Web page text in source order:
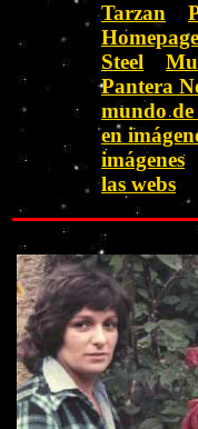
Tarzan
Homepage
Steel
Pantera
mundo de
en
imágenes
las webs